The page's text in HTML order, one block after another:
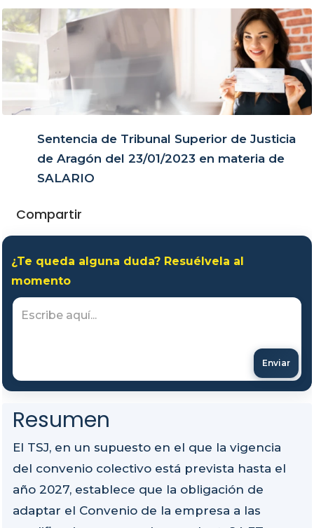
Sentencia de Tribunal Superior de Justicia
de Aragón del 23/01/2023 en materia de
SALARIO
Compartir
¿Te queda alguna duda? Resuélvela al
momento
Enviar
Resumen
El TSJ, en un supuesto en el que la vigencia
del convenio colectivo está prevista hasta el
año 2027, establece que la obligación de
adaptar el Convenio de la empresa a las